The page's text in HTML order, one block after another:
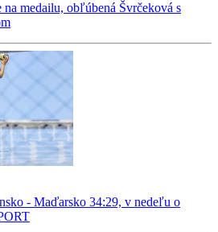
medailu, obľúbená Švrčeková s
- Maďarsko 34:29, v nedeľu o